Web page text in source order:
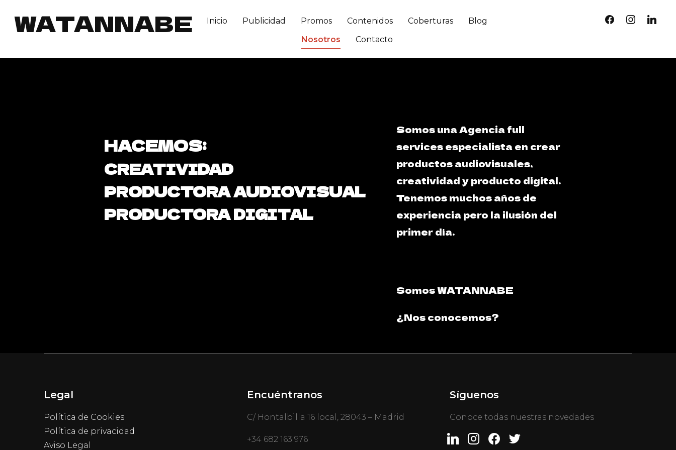
WATANNABE Inicio Publicidad Promos Contenidos Coberturas
Blog
Nosotros
Contacto
HACEMOS:
CREATIVIDAD
PRODUCTORA AUDIOVISUAL
PRODUCTORA DIGITAL
Somos una Agencia full
services especialista en crear
productos audiovisuales,
creatividad y producto digital.
Tenemos muchos años de
experiencia pero la ilusión del
primer día.
Somos WATANNABE
¿Nos conocemos?
Legal
Política de Cookies
Política de privacidad
Aviso Legal
Encuéntranos
C/ Hontalbilla 16 local, 28043 – Madrid
+34 682 163 976
Síguenos
Conoce todas nuestras novedades